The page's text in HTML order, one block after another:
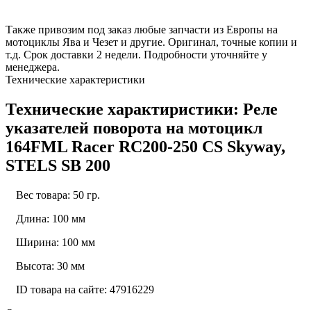
Также привозим под заказ любые запчасти из Европы на
мотоциклы Ява и Чезет и другие. Оригинал, точные копии и
т.д. Срок доставки 2 недели. Подробности уточняйте у
менеджера.
Технические характеристики
Технические характиристики: Реле
указателей поворота на мотоцикл
164FML Racer RC200-250 CS Skyway,
STELS SB 200
Вес товара: 50 гр.
Длина: 100 мм
Ширина: 100 мм
Высота: 30 мм
ID товара на сайте: 47916229